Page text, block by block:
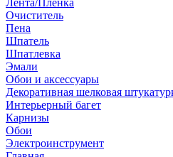
Лента/Пленка
Очиститель
Пена
Шпатель
Шпатлевка
Эмали
Обои и аксессуары
Декоративная шелковая
Интерьерный багет
Карнизы
Обои
Электроинструмент